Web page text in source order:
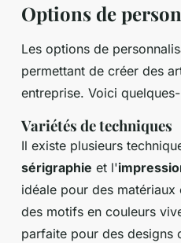
Options de
Les options de
permettant de créer des
entreprise. Voici
Variétés de techniques
Il existe plusieurs
sérigraphie et l'
idéale pour des
des motifs en couleurs
parfaite pour des designs